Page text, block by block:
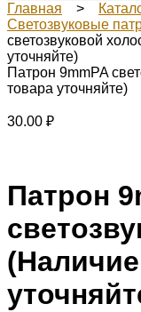
Главная >
Светозвуковые
светозвуковой
уточняйте)
Патрон 9mmPA
товара уточняйте)
30.00 ₽
Патрон